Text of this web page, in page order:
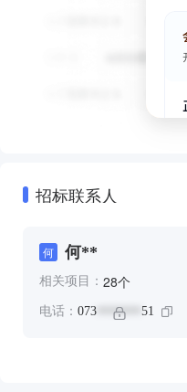
招标联系人
何 何**
相关项目： 28个
电话： 073 ******* 51